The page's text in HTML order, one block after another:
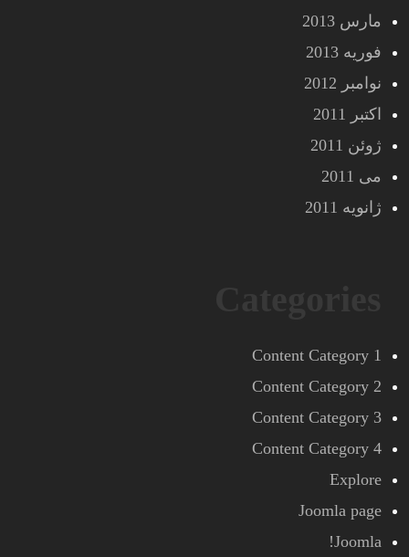
مارس 2013
فوریه 2013
نوامبر 2012
اکتبر 2011
ژوئن 2011
می 2011
ژانویه 2011
Content Category 1
Content Category 2
Content Category 3
Content Category 4
Explore
Joomla page
Joomla!